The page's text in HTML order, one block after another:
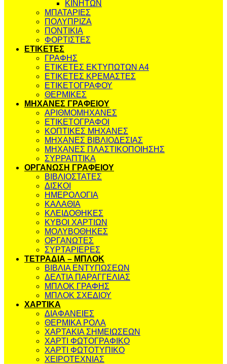
ΚΙΝΗΤΩΝ
ΜΠΑΤΑΡΙΕΣ
ΠΟΛΥΠΡΙΖΑ
ΠΟΝΤΙΚΙΑ
ΦΟΡΤΙΣΤΕΣ
ΕΤΙΚΕΤΕΣ
ΓΡΑΦΗΣ
ΕΤΙΚΕΤΕΣ ΕΚΤΥΠΩΤΩΝ Α4
ΕΤΙΚΕΤΕΣ ΚΡΕΜΑΣΤΕΣ
ΕΤΙΚΕΤΟΓΡΑΦΟΥ
ΘΕΡΜΙΚΕΣ
ΜΗΧΑΝΕΣ ΓΡΑΦΕΙΟΥ
ΑΡΙΘΜΟΜΗΧΑΝΕΣ
ΕΤΙΚΕΤΟΓΡΑΦΟΙ
ΚΟΠΤΙΚΕΣ ΜΗΧΑΝΕΣ
ΜΗΧΑΝΕΣ ΒΙΒΛΙΟΔΕΣΙΑΣ
ΜΗΧΑΝΕΣ ΠΛΑΣΤΙΚΟΠΟΙΗΣΗΣ
ΣΥΡΡΑΠΤΙΚΑ
ΟΡΓΑΝΩΣΗ ΓΡΑΦΕΙΟΥ
ΒΙΒΛΙΟΣΤΑΤΕΣ
ΔΙΣΚΟΙ
ΗΜΕΡΟΛΟΓΙΑ
ΚΑΛΑΘΙΑ
ΚΛΕΙΔΟΘΗΚΕΣ
ΚΥΒΟΙ ΧΑΡΤΙΩΝ
ΜΟΛΥΒΟΘΗΚΕΣ
ΟΡΓΑΝΩΤΕΣ
ΣΥΡΤΑΡΙΕΡΕΣ
ΤΕΤΡΑΔΙΑ – ΜΠΛΟΚ
ΒΙΒΛΙΑ ΕΝΤΥΠΩΣΕΩΝ
ΔΕΛΤΙΑ ΠΑΡΑΓΓΕΛΙΑΣ
ΜΠΛΟΚ ΓΡΑΦΗΣ
ΜΠΛΟΚ ΣΧΕΔΙΟΥ
ΧΑΡΤΙΚΑ
ΔΙΑΦΑΝΕΙΕΣ
ΘΕΡΜΙΚΑ ΡΟΛΑ
ΧΑΡΤΑΚΙΑ ΣΗΜΕΙΩΣΕΩΝ
ΧΑΡΤΙ ΦΩΤΟΓΡΑΦΙΚΟ
ΧΑΡΤΙ ΦΩΤΟΤΥΠΙΚΟ
ΧΕΙΡΟΤΕΧΝΙΑΣ